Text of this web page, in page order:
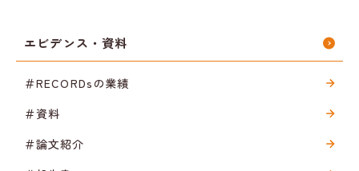
エビデンス・資料
＃RECORDsの業績
＃資料
＃論文紹介